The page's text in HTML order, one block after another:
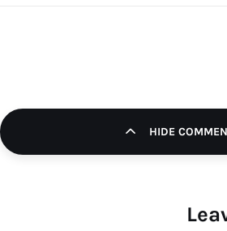
HIDE